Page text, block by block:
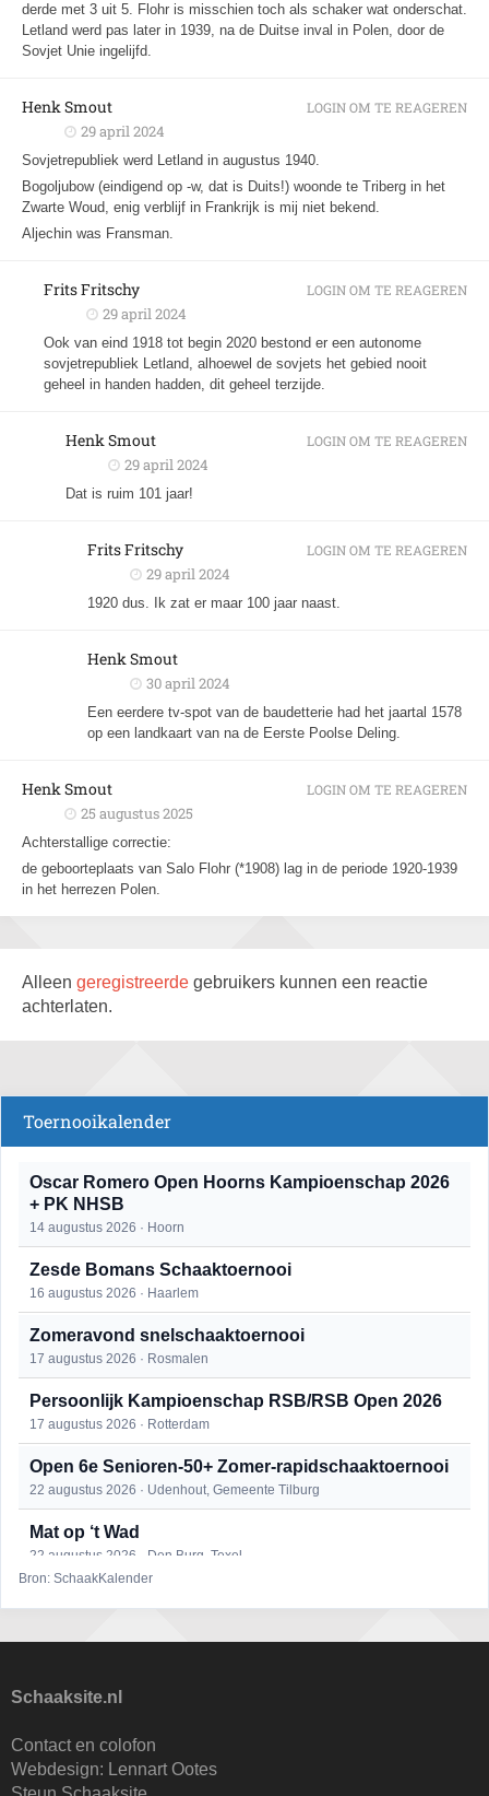
derde met 3 uit 5. Flohr is misschien toch als schaker wat onderschat.
Letland werd pas later in 1939, na de Duitse inval in Polen, door de
Sovjet Unie ingelijfd.
Henk Smout
29 april 2024
Sovjetrepubliek werd Letland in augustus 1940.
Bogoljubow (eindigend op -w, dat is Duits!) woonde te Triberg in het
Zwarte Woud, enig verblijf in Frankrijk is mij niet bekend.
Aljechin was Fransman.
LOGIN OM TE REAGEREN
Frits Fritschy
29 april 2024
Ook van eind 1918 tot begin 2020 bestond er een autonome
sovjetrepubliek Letland, alhoewel de sovjets het gebied nooit
geheel in handen hadden, dit geheel terzijde.
LOGIN OM TE REAGEREN
Henk Smout
29 april 2024
Dat is ruim 101 jaar!
LOGIN OM TE REAGEREN
Frits Fritschy
29 april 2024
1920 dus. Ik zat er maar 100 jaar naast.
LOGIN OM TE REAGEREN
Henk Smout
30 april 2024
Een eerdere tv-spot van de baudetterie had het jaartal 1578
op een landkaart van na de Eerste Poolse Deling.
Henk Smout
25 augustus 2025
Achterstallige correctie:
de geboorteplaats van Salo Flohr (*1908) lag in de periode 1920-1939
in het herrezen Polen.
LOGIN OM TE REAGEREN
Alleen geregistreerde gebruikers kunnen een reactie
achterlaten.
Toernooikalender
Oscar Romero Open Hoorns Kampioenschap 2026
+ PK NHSB
14 augustus 2026 · Hoorn
Zesde Bomans Schaaktoernooi
16 augustus 2026 · Haarlem
Zomeravond snelschaaktoernooi
17 augustus 2026 · Rosmalen
Persoonlijk Kampioenschap RSB/RSB Open 2026
17 augustus 2026 · Rotterdam
Open 6e Senioren-50+ Zomer-rapidschaaktoernooi
22 augustus 2026 · Udenhout, Gemeente Tilburg
Mat op ‘t Wad
22 augustus 2026 · Den Burg, Texel
23 augustus 2026 · Utrecht
25 augustus 2026 · Bunschoten-Spakenburg
Bron: SchaakKalender
Schaaksite.nl
Contact en colofon
Webdesign: Lennart Ootes